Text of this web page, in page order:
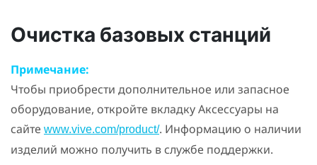
Очистка базовых станций
Примечание:
Чтобы приобрести дополнительное или запасное
оборудование, откройте вкладку Аксессуары на
сайте www.vive.com/product/. Информацию о наличии
изделий можно получить в службе поддержки.